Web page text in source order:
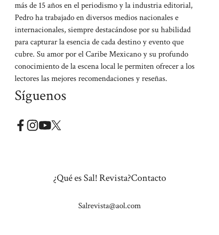
más de 15 años en el periodismo y la industria editorial,
Pedro ha trabajado en diversos medios nacionales e
internacionales, siempre destacándose por su habilidad
para capturar la esencia de cada destino y evento que
cubre. Su amor por el Caribe Mexicano y su profundo
conocimiento de la escena local le permiten ofrecer a los
lectores las mejores recomendaciones y reseñas.
Síguenos
¿Qué es Sal! Revista?Contacto
Salrevista@aol.com